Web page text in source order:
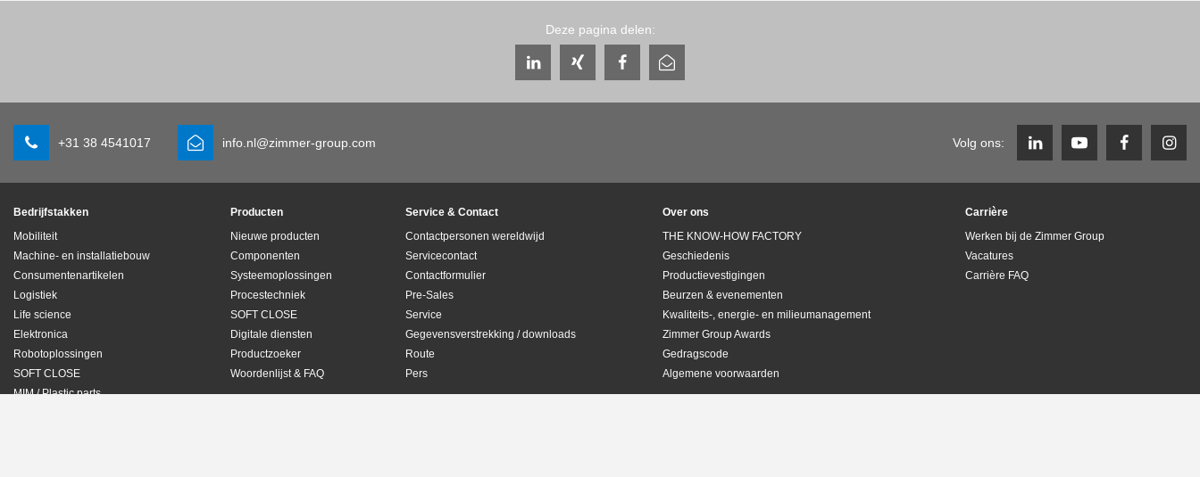
Deze pagina delen:
+31 38 4541017 info.nl@zimmer-group.com Volg ons:
Bedrijfstakken
Mobiliteit
Machine- en installatiebouw
Consumentenartikelen
Logistiek
Life science
Elektronica
Robotoplossingen
SOFT CLOSE
MIM / Plastic parts
Producten
Nieuwe producten
Componenten
Systeemoplossingen
Procestechniek
SOFT CLOSE
Digitale diensten
Productzoeker
Woordenlijst & FAQ
Service & Contact
Contactpersonen wereldwijd
Servicecontact
Contactformulier
Pre-Sales
Service
Gegevensverstrekking / downloads
Route
Pers
Over ons
THE KNOW-HOW FACTORY
Geschiedenis
Productievestigingen
Beurzen & evenementen
Kwaliteits-, energie- en milieumanagement
Zimmer Group Awards
Gedragscode
Algemene voorwaarden
Carrière
Werken bij de Zimmer Group
Vacatures
Carrière FAQ